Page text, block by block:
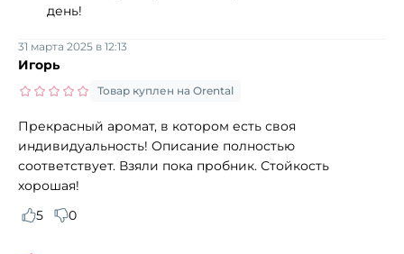
день!
Игорь
31 марта 2025 в 12:13
Товар куплен на Orental
Прекрасный аромат, в котором есть своя
индивидуальность! Описание полностью
соответствует. Взяли пока пробник. Стойкость
хорошая!
5
0